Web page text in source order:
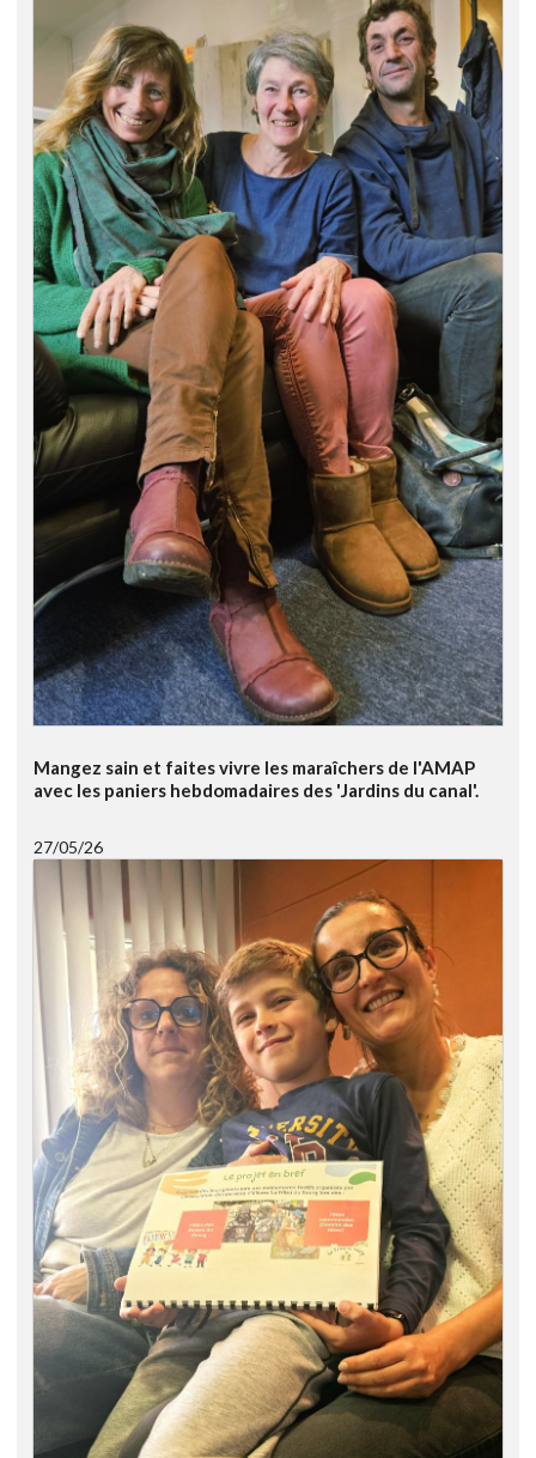
Mangez sain et faites vivre les maraîchers de l'AMAP
avec les paniers hebdomadaires des 'Jardins du canal'.
27/05/26